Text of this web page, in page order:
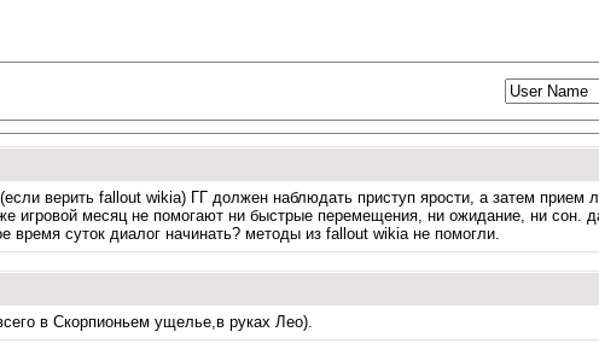
верить fallout wikia) ГГ должен наблюдать приступ ярости, а затем прием
игровой месяц не помогают ни быстрые перемещения, ни ожидание, ни сон.
время суток диалог начинать? методы из fallout wikia не помогли.
в Скорпионьем ущелье,в руках Лео).